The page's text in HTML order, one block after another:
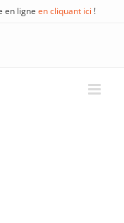
en ligne en cliquant ici !